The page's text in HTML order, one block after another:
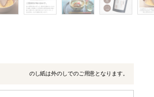
のし紙は外のしでのご用意となります。